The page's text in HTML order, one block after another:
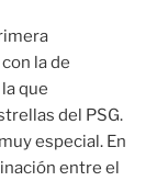
la de
que
del PSG.
especial. En
entre el